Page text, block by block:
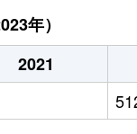
年）
2021